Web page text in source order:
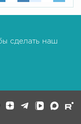
сделать наш